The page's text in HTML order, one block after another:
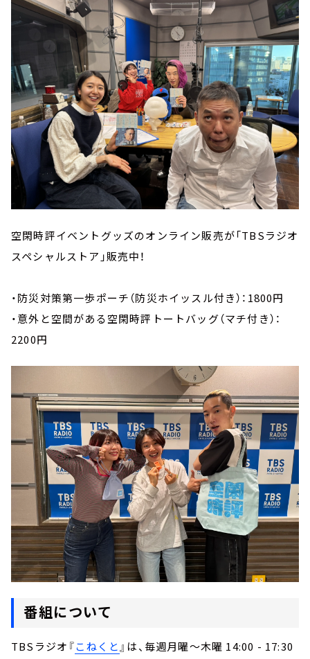
空閑時評イベントグッズのオンライン販売が「TBSラジオ
スペシャルストア」販売中！
・防災対策第一歩ポーチ（防災ホイッスル付き）：1800円
・意外と空間がある空閑時評トートバッグ（マチ付き）：
2200円
番組について
TBSラジオ『こねくと』は、毎週月曜～木曜 14:00 - 17:30